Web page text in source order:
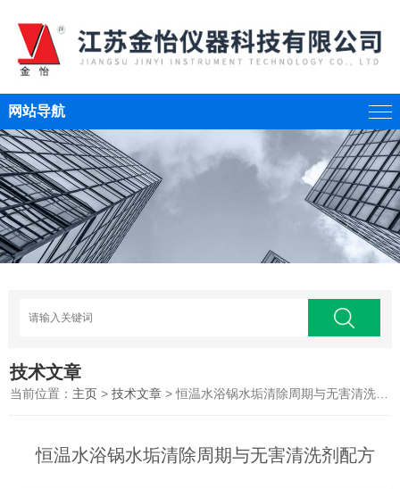
网站导航
技术文章
当前位置： 主页 >技术文章 > 恒温水浴锅水垢清除周期与无害清洗剂配方
恒温水浴锅水垢清除周期与无害清洗剂配方